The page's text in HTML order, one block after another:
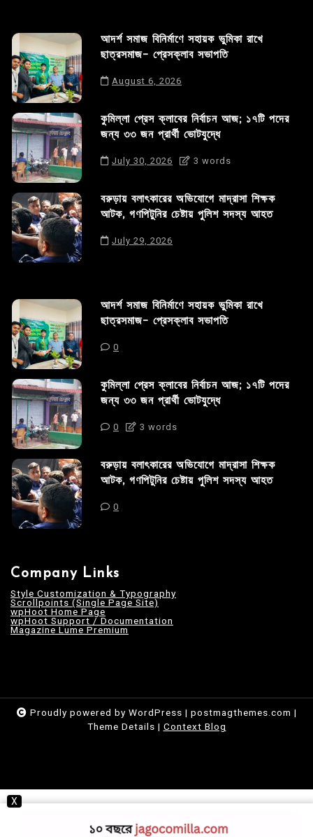
আদর্শ সমাজ বিনির্মাণে সহায়ক ভুমিকা রাখে
ছাত্রসমাজ- প্রেসক্লাব সভাপতি
August 6, 2026
কুমিল্লা প্রেস ক্লাবের নির্বাচন আজ; ১৭টি পদের
জন্য ৩৩ জন প্রার্থী ভোটযুদ্ধে
July 30, 2026 3 words
বরুড়ায় বলাৎকারের অভিযোগে মাদ্রাসা শিক্ষক
আটক, গণপিটুনির চেষ্টায় পুলিশ সদস্য আহত
July 29, 2026
আদর্শ সমাজ বিনির্মাণে সহায়ক ভুমিকা রাখে
ছাত্রসমাজ- প্রেসক্লাব সভাপতি
0
কুমিল্লা প্রেস ক্লাবের নির্বাচন আজ; ১৭টি পদের
জন্য ৩৩ জন প্রার্থী ভোটযুদ্ধে
0 3 words
বরুড়ায় বলাৎকারের অভিযোগে মাদ্রাসা শিক্ষক
আটক, গণপিটুনির চেষ্টায় পুলিশ সদস্য আহত
0
Company Links
Style Customization & Typography
Scrollpoints (Single Page Site)
wpHoot Home Page
wpHoot Support / Documentation
Magazine Lume Premium
Proudly powered by WordPress | postmagthemes.com |
Theme Details | Context Blog
X